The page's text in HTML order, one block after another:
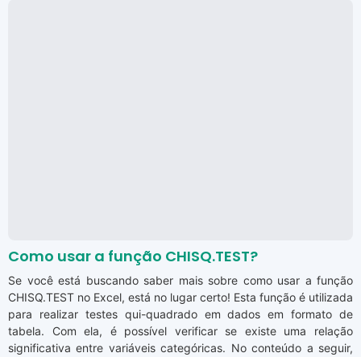
Como usar a função CHISQ.TEST?
Se você está buscando saber mais sobre como usar a função
CHISQ.TEST no Excel, está no lugar certo! Esta função é utilizada
para realizar testes qui-quadrado em dados em formato de
tabela. Com ela, é possível verificar se existe uma relação
significativa entre variáveis categóricas. No conteúdo a seguir,